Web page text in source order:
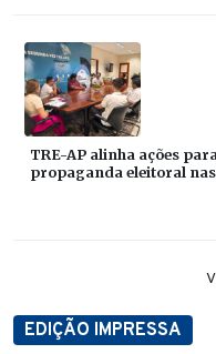
TRE-AP alinha ações
propaganda eleitoral nas
EDIÇÃO IMPRESSA